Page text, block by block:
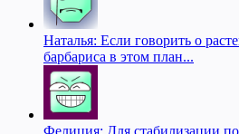
Наталья: Если говорить о
барбариса в этом план...
Фелиция: Для стабилизации